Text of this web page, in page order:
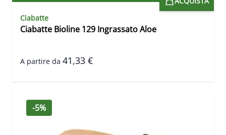
Ciabatte
Ciabatte Bioline 129 Ingrassato Aloe
A partire da 41,33 €
-5%